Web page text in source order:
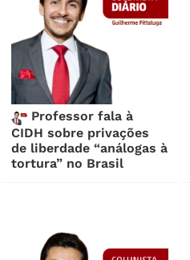
Professor fala à
CIDH sobre privações
de liberdade “análogas à
tortura” no Brasil